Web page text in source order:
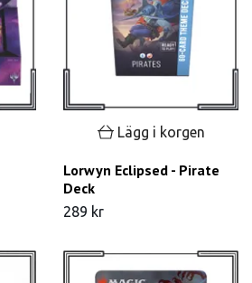
Lägg i korgen
Lorwyn Eclipsed - Pirate
Deck
289 kr